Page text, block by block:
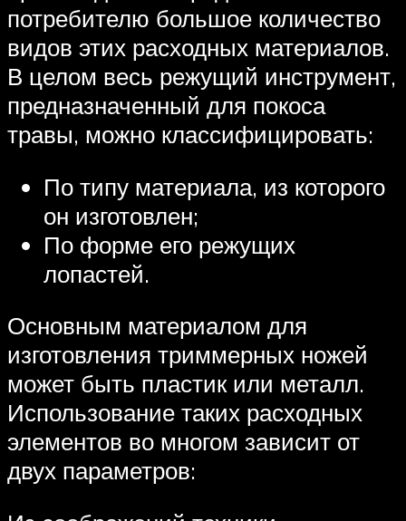
потребителю большое количество
видов этих расходных материалов.
В целом весь режущий инструмент,
предназначенный для покоса
травы, можно классифицировать:
По типу материала, из которого
он изготовлен;
По форме его режущих
лопастей.
Основным материалом для
изготовления триммерных ножей
может быть пластик или металл.
Использование таких расходных
элементов во многом зависит от
двух параметров: